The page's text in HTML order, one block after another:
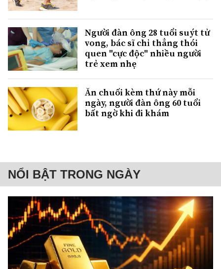
Người đàn ông 28 tuổi suýt tử
vong, bác sĩ chỉ thẳng thói
quen "cực độc" nhiều người
trẻ xem nhẹ
Ăn chuối kèm thứ này mỗi
ngày, người đàn ông 60 tuổi
bất ngờ khi đi khám
NỔI BẬT TRONG NGÀY